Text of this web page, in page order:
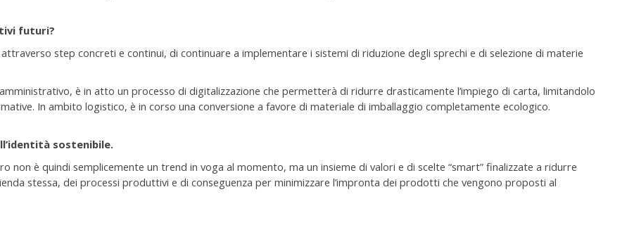
futuri?
step concreti e continui, di continuare a implementare i sistemi di riduzione degli sprechi e di selezione di materie
è in atto un processo di digitalizzazione che permetterà di ridurre drasticamente l’impiego di carta, limitandolo
In ambito logistico, è in corso una conversione a favore di materiale di imballaggio completamente ecologico.
sostenibile.
non è quindi semplicemente un trend in voga al momento, ma un insieme di valori e di scelte “smart” finalizzate a ridurre
stessa, dei processi produttivi e di conseguenza per minimizzare l’impronta dei prodotti che vengono proposti al